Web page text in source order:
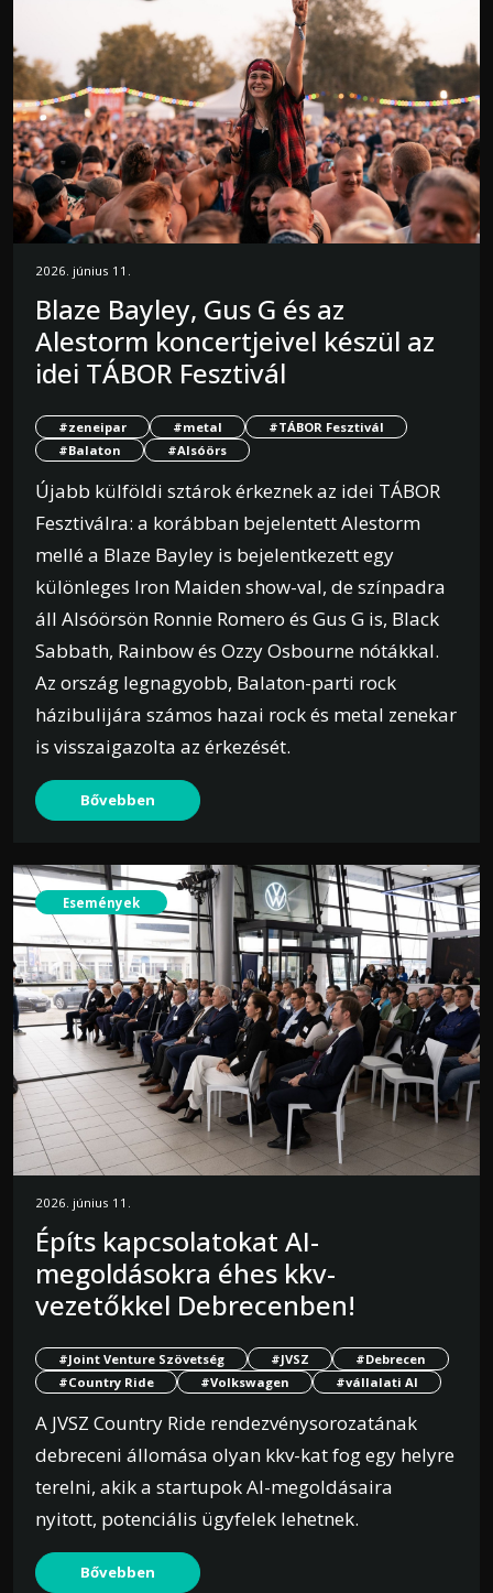
2026. június 11.
Blaze Bayley, Gus G és az
Alestorm koncertjeivel készül az
idei TÁBOR Fesztivál
#zeneipar #metal
#TÁBOR Fesztivál
#Balaton
#Alsóörs
Újabb külföldi sztárok érkeznek az idei TÁBOR
Fesztiválra: a korábban bejelentett Alestorm
mellé a Blaze Bayley is bejelentkezett egy
különleges Iron Maiden show-val, de színpadra
áll Alsóörsön Ronnie Romero és Gus G is, Black
Sabbath, Rainbow és Ozzy Osbourne nótákkal.
Az ország legnagyobb, Balaton-parti rock
házibulijára számos hazai rock és metal zenekar
is visszaigazolta az érkezését.
Bővebben
Események
2026. június 11.
Építs kapcsolatokat AI-
megoldásokra éhes kkv-
vezetőkkel Debrecenben!
#Joint Venture Szövetség #JVSZ
#Debrecen
#Country Ride
#Volkswagen #vállalati AI
A JVSZ Country Ride rendezvénysorozatának
debreceni állomása olyan kkv-kat fog egy helyre
terelni, akik a startupok AI-megoldásaira
nyitott, potenciális ügyfelek lehetnek.
Bővebben